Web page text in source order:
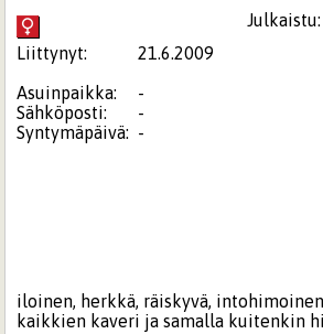
Julkaistu:
Liittynyt:
21.6.2009
Asuinpaikka:
-
Sähköposti:
-
Syntymäpäivä: -
iloinen, herkkä, räiskyvä,
kaikkien kaveri ja samalla kuitenkin